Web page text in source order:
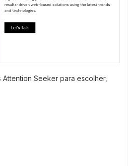
Attention Seeker para escolher,